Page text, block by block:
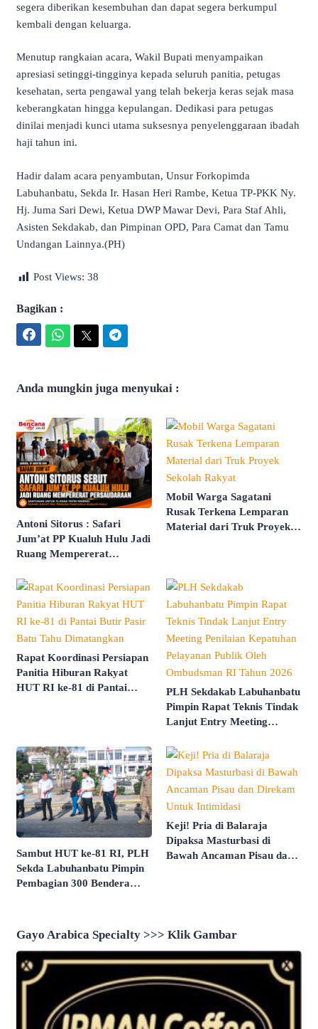
segera diberikan kesembuhan dan dapat segera berkumpul
kembali dengan keluarga.
Menutup rangkaian acara, Wakil Bupati menyampaikan
apresiasi setinggi-tingginya kepada seluruh panitia, petugas
kesehatan, serta pengawal yang telah bekerja keras sejak masa
keberangkatan hingga kepulangan. Dedikasi para petugas
dinilai menjadi kunci utama suksesnya penyelenggaraan ibadah
haji tahun ini.
Hadir dalam acara penyambutan, Unsur Forkopimda
Labuhanbatu, Sekda Ir. Hasan Heri Rambe, Ketua TP-PKK Ny.
Hj. Juma Sari Dewi, Ketua DWP Mawar Devi, Para Staf Ahli,
Asisten Sekdakab, dan Pimpinan OPD, Para Camat dan Tamu
Undangan Lainnya.(PH)
Post Views: 38
Bagikan :
Anda mungkin juga menyukai :
Antoni Sitorus : Safari
Jum’at PP Kualuh Hulu Jadi
Ruang Mempererat
Mobil Warga Sagatani
Rusak Terkena Lemparan
Material dari Truk Proyek
Rapat Koordinasi Persiapan
Panitia Hiburan Rakyat
HUT RI ke-81 di Pantai
PLH Sekdakab Labuhanbatu
Pimpin Rapat Teknis Tindak
Lanjut Entry Meeting
Pelayanan Publik Oleh
Ombudsman RI Tahun 2026
Sambut HUT ke-81 RI, PLH
Sekda Labuhanbatu Pimpin
Pembagian 300 Bendera
Keji! Pria di Balaraja
Dipaksa Masturbasi di
Bawah Ancaman Pisau dan
Gayo Arabica Specialty >>> Klik Gambar